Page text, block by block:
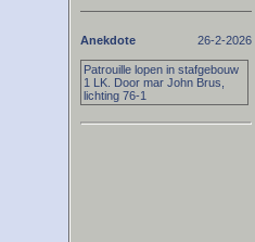
Anekdote 26-2-2026
Patrouille lopen in stafgebouw
1 LK. Door mar John Brus,
lichting 76-1